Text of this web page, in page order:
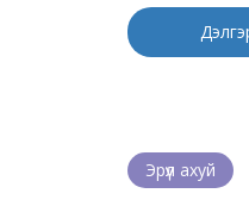
Эрүүл ахуй